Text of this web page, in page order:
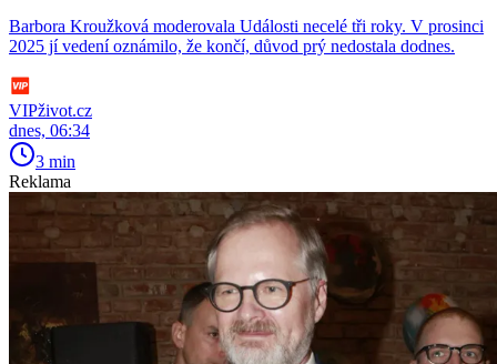
Barbora Kroužková moderovala Události necelé tři roky. V prosinci
2025 jí vedení oznámilo, že končí, důvod prý nedostala dodnes.
VIPživot.cz
dnes, 06:34
3 min
Reklama